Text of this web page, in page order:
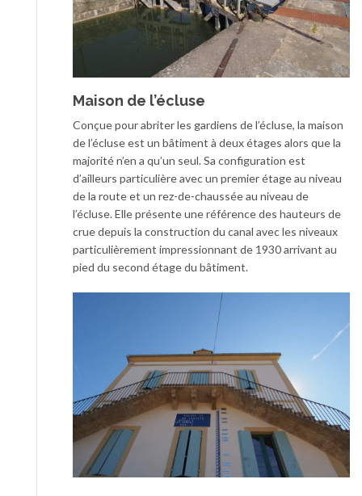
Maison de l’écluse
Conçue pour abriter les gardiens de l’écluse, la maison
de l’écluse est un bâtiment à deux étages alors que la
majorité n’en a qu’un seul. Sa configuration est
d’ailleurs particulière avec un premier étage au niveau
de la route et un rez-de-chaussée au niveau de
l’écluse. Elle présente une référence des hauteurs de
crue depuis la construction du canal avec les niveaux
particulièrement impressionnant de 1930 arrivant au
pied du second étage du bâtiment.